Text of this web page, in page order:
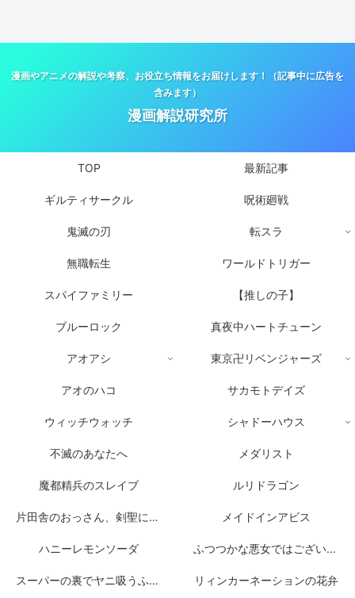
漫画やアニメの解説や考察、お役立ち情報をお届けします！（記事中に広告を
含みます）
漫画解説研究所
TOP 最新記事
ギルティサークル 呪術廻戦
鬼滅の刃 転スラ
無職転生 ワールドトリガー
スパイファミリー 【推しの子】
ブルーロック 真夜中ハートチューン
アオアシ 東京卍リベンジャーズ
アオのハコ サカモトデイズ
ウィッチウォッチ シャドーハウス
不滅のあなたへ メダリスト
魔都精兵のスレイブ ルリドラゴン
片田舎のおっさん、剣聖になる メイドインアビス
ハニーレモンソーダ ふつつかな悪女ではございますが
スーパーの裏でヤニ吸うふたり リィンカーネーションの花弁